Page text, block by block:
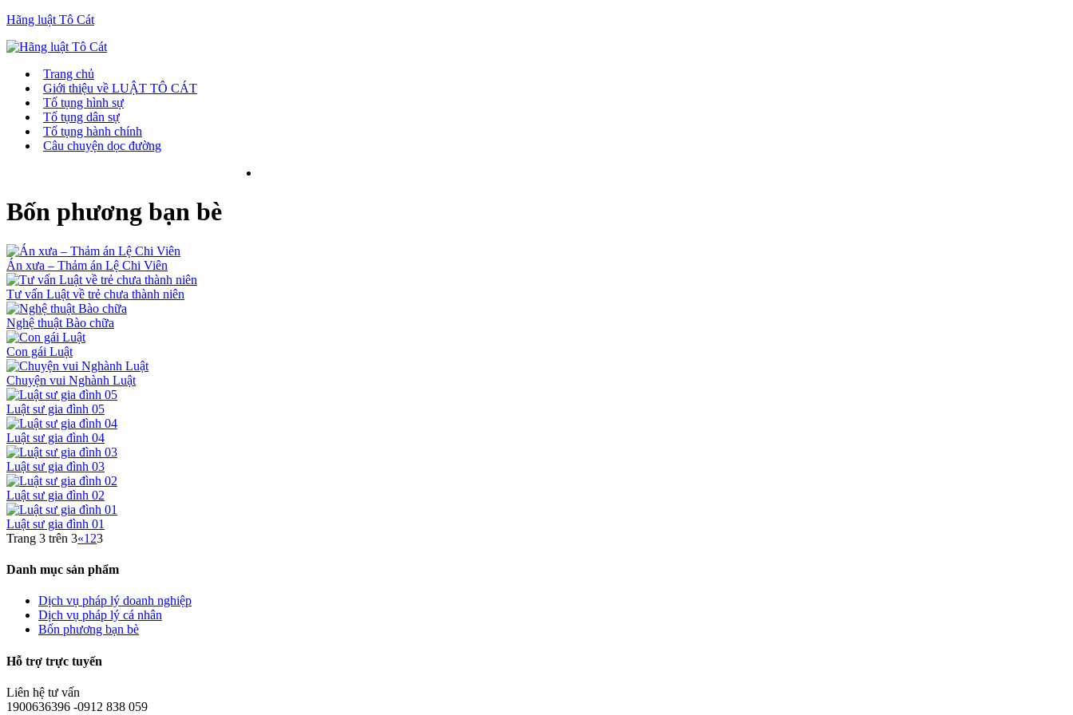
Hãng luật Tô Cát
Trang chủ
Giới thiệu về LUẬT TÔ CÁT
Tố tụng hình sự
Tố tụng dân sự
Tố tụng hành chính
Câu chuyện dọc đường
Bốn phương bạn bè
Án xưa – Thảm án Lệ Chi Viên
Tư vấn Luật về trẻ chưa thành niên
Nghệ thuật Bào chữa
Con gái Luật
Chuyện vui Nghành Luật
Luật sư gia đình 05
Luật sư gia đình 04
Luật sư gia đình 03
Luật sư gia đình 02
Luật sư gia đình 01
Trang 3 trên 3«1 23
Danh mục sản phẩm
Dịch vụ pháp lý doanh nghiệp
Dịch vụ pháp lý cá nhân
Bốn phương bạn bè
Hỗ trợ trực tuyến
Liên hệ tư vấn
1900636396 -0912 838 059